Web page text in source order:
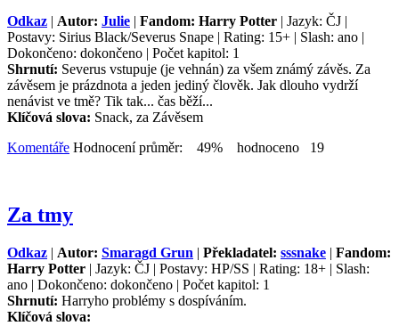
Odkaz | Autor: Julie | Fandom: Harry Potter | Jazyk: ČJ |
Postavy: Sirius Black/Severus Snape | Rating: 15+ | Slash: ano |
Dokončeno: dokončeno | Počet kapitol: 1
Shrnutí: Severus vstupuje (je vehnán) za všem známý závěs. Za
závěsem je prázdnota a jeden jediný člověk. Jak dlouho vydrží
nenávist ve tmě? Tik tak... čas běží...
Klíčová slova: Snack, za Závěsem
Komentáře Hodnocení průměr: 49% hodnoceno 19
Za tmy
Odkaz | Autor: Smaragd Grun | Překladatel: sssnake | Fandom:
Harry Potter | Jazyk: ČJ | Postavy: HP/SS | Rating: 18+ | Slash:
ano | Dokončeno: dokončeno | Počet kapitol: 1
Shrnutí: Harryho problémy s dospíváním.
Klíčová slova: